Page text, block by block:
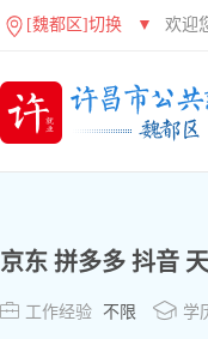
[魏都区]切换 ▼ 欢迎
京东 拼多多 抖音
 工作经验 不限  学